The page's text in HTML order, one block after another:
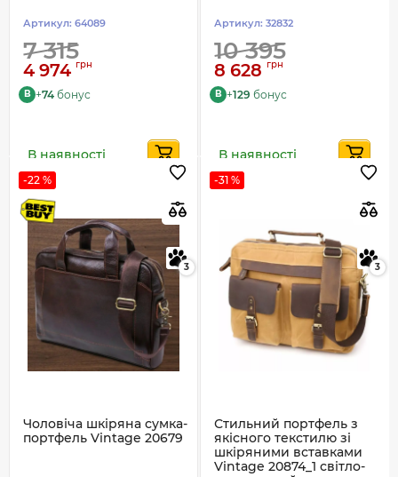
Артикул: 64089
7 315
4 974 грн
B +74 бонус
В наявності
Артикул: 32832
10 395
8 628 грн
B +129 бонус
В наявності
-22 %
3
Чоловіча шкіряна сумка-
портфель Vintage 20679
-31 %
3
Стильний портфель з
якісного текстилю зі
шкіряними вставками
Vintage 20874_1 світло-